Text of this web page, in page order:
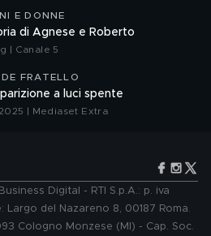
E DONNE
di Agnese e Roberto
| Canale 5
FRATELLO
a luci spente
| Mediaset Extra
Digital - RTI S.p.A.: p. iva
Largo del Nazareno 8, 00187 Roma.
Cologno Monzese (MI) - Cap. Soc.